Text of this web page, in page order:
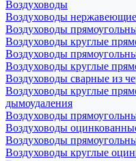
Воздуховоды
Воздуховоды нержавеющие
Воздуховоды
Воздуховоды круглые
Воздуховоды
Воздуховоды круглые
Воздуховоды сварные из
Воздуховоды круглые
дымоудаления
Воздуховоды
Воздуховоды
Воздуховоды
Воздуховоды круглые